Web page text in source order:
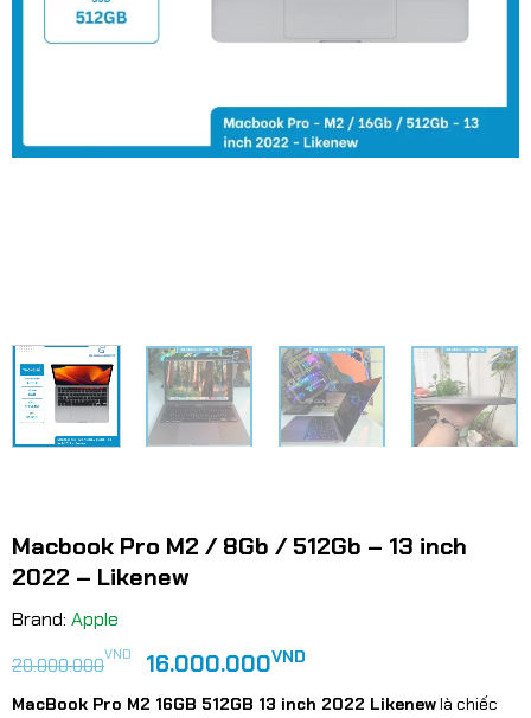
Macbook Pro M2 / 8Gb / 512Gb – 13 inch
2022 – Likenew
Brand: Apple
20.000.000VND Giá
gốc
16.000.000VNDGiá
hiện
MacBook Pro M2 16GB 512GB 13 inch 2022 Likenewlà chiếc